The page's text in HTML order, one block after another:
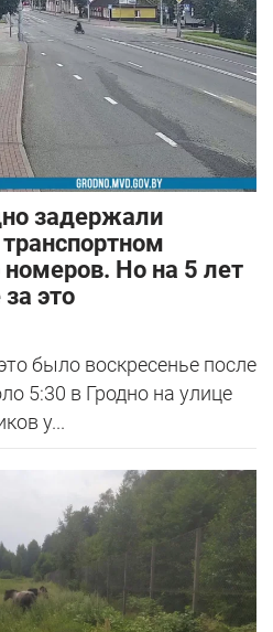
задержали
Но на 5 лет
это
было воскресенье после
5:30 в Гродно на улице
у...